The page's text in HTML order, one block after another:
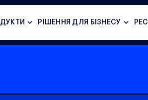
PІШЕННЯ ДЛЯ БІЗНЕСУ